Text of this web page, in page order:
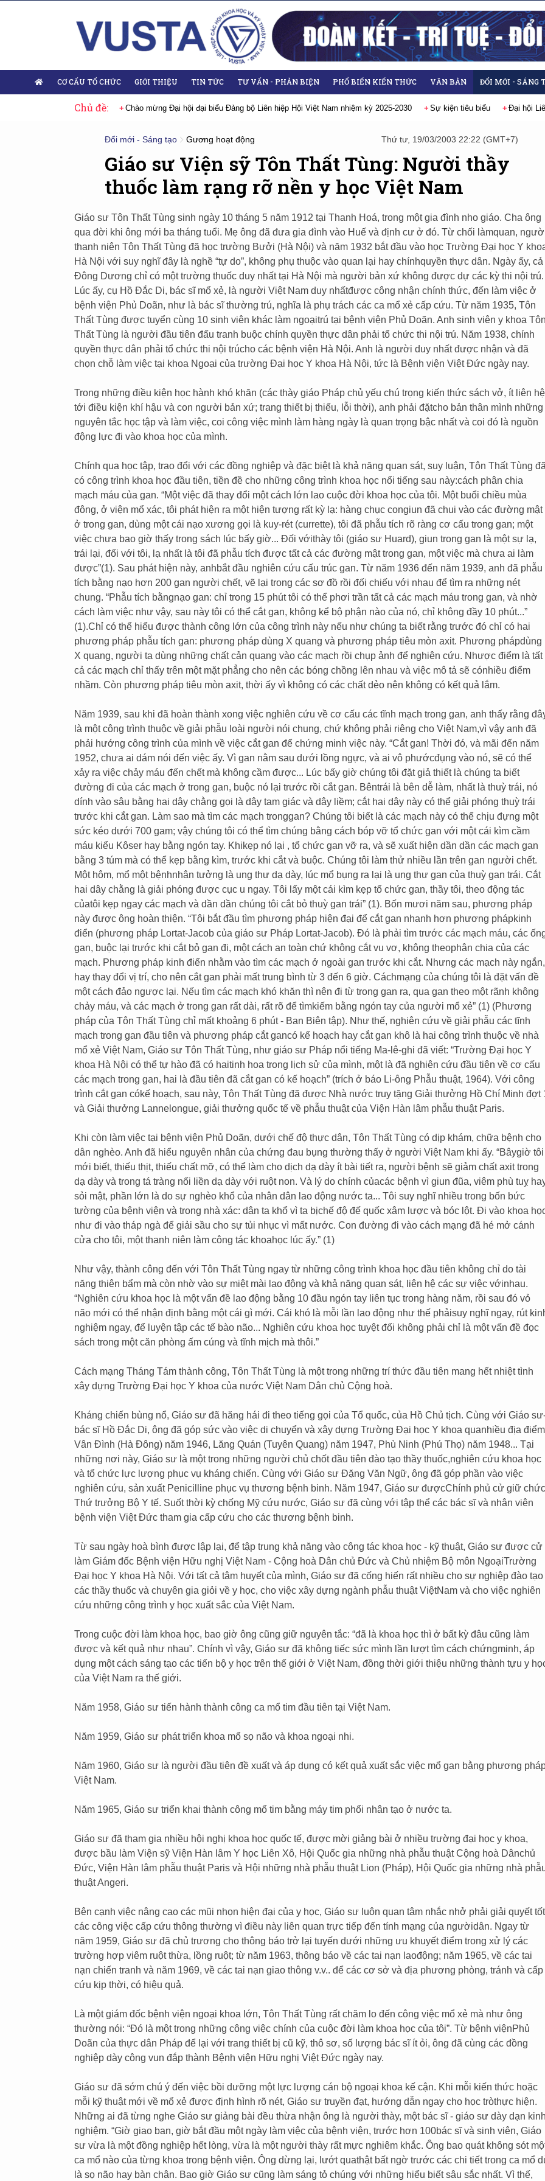
CƠ CẤU TỔ CHỨC GIỚI THIỆU TIN TỨC TƯ VẤN - PHẢN BIỆN PHỔ BIẾN KIẾN THỨC VĂN BẢN ĐỔI MỚI - SÁNG
Chủ đề:
hội lần thứ XIV của Đảng Chào mừng Đại hội đại biểu Đảng bộ Liên hiệp Hội Việt Nam nhiệm kỳ 2025-2030 Sự kiện tiêu biểu Đại hội
Đổi mới - Sáng tạo Gương hoạt động Thứ tư, 19/03/2003 22:22 (GMT+7)
Giáo sư Viện sỹ Tôn Thất Tùng: Người thầy
thuốc làm rạng rỡ nền y học Việt Nam
Giáo sư Tôn Thất Tùng sinh ngày 10 tháng 5 năm 1912 tại Thanh Hoá, trong một gia đình nho giáo. Cha ông
qua đời khi ông mới ba tháng tuổi. Mẹ ông đã đưa gia đình vào Huế và định cư ở đó. Từ chối làmquan,
thanh niên Tôn Thất Tùng đã học trường Bưởi (Hà Nội) và năm 1932 bắt đầu vào học Trường Đại học Y
Hà Nội với suy nghĩ đây là nghề “tự do”, không phụ thuộc vào quan lại hay chínhquyền thực dân. Ngày ấy, cả
Đông Dương chỉ có một trường thuốc duy nhất tại Hà Nội mà người bản xứ không được dự các kỳ thi nội trú.
Lúc ấy, cụ Hồ Đắc Di, bác sĩ mổ xẻ, là người Việt Nam duy nhấtđược công nhận chính thức, đến làm việc ở
bệnh viện Phủ Doãn, như là bác sĩ thường trú, nghĩa là phụ trách các ca mổ xẻ cấp cứu. Từ năm 1935, Tôn
Thất Tùng được tuyển cùng 10 sinh viên khác làm ngoạitrú tại bệnh viện Phủ Doãn. Anh sinh viên y khoa
Thất Tùng là người đầu tiên đấu tranh buộc chính quyền thực dân phải tổ chức thi nội trú. Năm 1938, chính
quyền thực dân phải tổ chức thi nội trúcho các bệnh viện Hà Nội. Anh là người duy nhất được nhận và đã
chọn chỗ làm việc tại khoa Ngoại của trường Đại học Y khoa Hà Nội, tức là Bệnh viện Việt Đức ngày nay.
Trong những điều kiện học hành khó khăn (các thày giáo Pháp chủ yếu chú trọng kiến thức sách vở, ít liên hệ
tới điều kiện khí hậu và con người bản xứ; trang thiết bị thiếu, lỗi thời), anh phải đặtcho bản thân mình những
nguyên tắc học tập và làm việc, coi công việc mình làm hàng ngày là quan trọng bậc nhất và coi đó là nguồn
động lực đi vào khoa học của mình.
Chính qua học tập, trao đổi với các đồng nghiệp và đặc biệt là khả năng quan sát, suy luận, Tôn Thất Tùng
có công trình khoa học đầu tiên, tiền đề cho những công trình khoa học nổi tiếng sau này:cách phân chia
mạch máu của gan. “Một việc đã thay đổi một cách lớn lao cuộc đời khoa học của tôi. Một buổi chiều mùa
đông, ở viện mổ xác, tôi phát hiện ra một hiện tượng rất kỳ lạ: hàng chục congiun đã chui vào các đường mật
ở trong gan, dùng một cái nạo xương gọi là kuy-rét (currette), tôi đã phẫu tích rõ ràng cơ cấu trong gan; một
việc chưa bao giờ thấy trong sách lúc bấy giờ... Đối vớithày tôi (giáo sư Huard), giun trong gan là một sự lạ,
trái lại, đối với tôi, lạ nhất là tôi đã phẫu tích được tất cả các đường mật trong gan, một việc mà chưa ai làm
được”(1). Sau phát hiện này, anhbắt đầu nghiên cứu cấu trúc gan. Từ năm 1936 đến năm 1939, anh đã phẫu
tích bằng nạo hơn 200 gan người chết, vẽ lại trong các sơ đồ rồi đối chiếu với nhau để tìm ra những nét
chung. “Phẫu tích bằngnạo gan: chỉ trong 15 phút tôi có thể phơi trần tất cả các mạch máu trong gan, và nhờ
cách làm việc như vậy, sau này tôi có thể cắt gan, không kể bộ phận nào của nó, chỉ không đầy 10 phút...”
(1).Chỉ có thể hiểu được thành công lớn của công trình này nếu như chúng ta biết rằng trước đó chỉ có hai
phương pháp phẫu tích gan: phương pháp dùng X quang và phương pháp tiêu mòn axit. Phương phápdùng
X quang, người ta dùng những chất cản quang vào các mạch rồi chụp ảnh để nghiên cứu. Nhược điểm là tất
cả các mạch chỉ thấy trên một mặt phẳng cho nên các bóng chồng lên nhau và việc mô tả sẽ cónhiều điểm
nhầm. Còn phương pháp tiêu mòn axit, thời ấy vì không có các chất dẻo nên không có kết quả lắm.
Năm 1939, sau khi đã hoàn thành xong việc nghiên cứu về cơ cấu các tĩnh mạch trong gan, anh thấy rằng
là một công trình thuộc về giải phẫu loài người nói chung, chứ không phải riêng cho Việt Nam,vì vậy anh đã
phải hướng công trình của mình về việc cắt gan để chứng minh việc này. “Cắt gan! Thời đó, và mãi đến năm
1952, chưa ai dám nói đến việc ấy. Vì gan nằm sau dưới lồng ngực, và ai vô phướcđụng vào nó, sẽ có thể
xảy ra việc chảy máu đến chết mà không cầm được... Lúc bấy giờ chúng tôi đặt giả thiết là chúng ta biết
đường đi của các mạch ở trong gan, buộc nó lại trước rồi cắt gan. Bêntrái là bên dễ làm, nhất là thuỳ trái, nó
dính vào sâu bằng hai dây chằng gọi là dây tam giác và dây liềm; cắt hai dây này có thể giải phóng thuỳ trái
trước khi cắt gan. Làm sao mà tìm các mạch tronggan? Chúng tôi biết là các mạch này có thể chịu đựng một
sức kéo dưới 700 gam; vậy chúng tôi có thể tìm chúng bằng cách bóp vỡ tổ chức gan với một cái kìm cầm
máu kiểu Kôser hay bằng ngón tay. Khikẹp nó lại , tổ chức gan vỡ ra, và sẽ xuất hiện dần dần các mạch gan
bằng 3 túm mà có thể kẹp bằng kìm, trước khi cắt và buộc. Chúng tôi làm thử nhiều lần trên gan người chết.
Một hôm, mổ một bệnhnhân tưởng là ung thư dạ dày, lúc mổ bụng ra lại là ung thư gan của thuỳ gan trái. Cắt
hai dây chằng là giải phóng được cục u ngay. Tôi lấy một cái kìm kẹp tổ chức gan, thầy tôi, theo động tác
củatôi kẹp ngay các mạch và dần dần chúng tôi cắt bỏ thuỳ gan trái” (1). Bốn mươi năm sau, phương pháp
này được ông hoàn thiện. “Tôi bắt đầu tìm phương pháp hiện đại để cắt gan nhanh hơn phương phápkinh
điển (phương pháp Lortat-Jacob của giáo sư Pháp Lortat-Jacob). Đó là phải tìm trước các mạch máu, các
gan, buộc lại trước khi cắt bỏ gan đi, một cách an toàn chứ không cắt vu vơ, không theophân chia của các
mạch. Phương pháp kinh điển nhằm vào tìm các mạch ở ngoài gan trước khi cắt. Nhưng các mạch này ngắn,
hay thay đổi vị trí, cho nên cắt gan phải mất trung bình từ 3 đến 6 giờ. Cáchmạng của chúng tôi là đặt vấn đề
một cách đảo ngược lại. Nếu tìm các mạch khó khăn thì nên đi từ trong gan ra, qua gan theo một rãnh không
chảy máu, và các mạch ở trong gan rất dài, rất rõ để tìmkiếm bằng ngón tay của người mổ xẻ” (1) (Phương
pháp của Tôn Thất Tùng chỉ mất khoảng 6 phút - Ban Biên tập). Như thế, nghiên cứu về giải phẫu các tĩnh
mạch trong gan đầu tiên và phương pháp cắt gancó kế hoạch hay cắt gan khô là hai công trình thuộc về nhà
mổ xẻ Việt Nam, Giáo sư Tôn Thất Tùng, như giáo sư Pháp nổi tiếng Ma-lê-ghi đã viết: “Trường Đại học Y
khoa Hà Nội có thể tự hào đã có haitinh hoa trong lịch sử của mình, một là đã nghiên cứu đầu tiên về cơ cấu
các mạch trong gan, hai là đầu tiên đã cắt gan có kế hoạch” (trích ở báo Li-ông Phẫu thuật, 1964). Với công
trình cắt gan cókế hoạch, sau này, Tôn Thất Tùng đã được Nhà nước truy tặng Giải thưởng Hồ Chí Minh đợt
và Giải thưởng Lannelongue, giải thưởng quốc tế về phẫu thuật của Viện Hàn lâm phẫu thuật Paris.
Khi còn làm việc tại bệnh viện Phủ Doãn, dưới chế độ thực dân, Tôn Thất Tùng có dịp khám, chữa bệnh cho
dân nghèo. Anh đã hiểu nguyên nhân của chứng đau bụng thường thấy ở người Việt Nam khi ấy. “Bâygiờ tôi
mới biết, thiếu thịt, thiếu chất mỡ, có thể làm cho dịch dạ dày ít bài tiết ra, người bệnh sẽ giảm chất axit trong
dạ dày và trong tá tràng nối liền dạ dày với ruột non. Và lý do chính củacác bệnh vì giun đũa, viêm phù tuỵ
sỏi mật, phần lớn là do sự nghèo khổ của nhân dân lao động nước ta... Tôi suy nghĩ nhiều trong bốn bức
tường của bệnh viện và trong nhà xác: dân ta khổ vì ta bịchế độ đế quốc xâm lược và bóc lột. Đi vào khoa
như đi vào tháp ngà để giải sầu cho sự tủi nhục vì mất nước. Con đường đi vào cách mạng đã hé mở cánh
cửa cho tôi, một thanh niên làm công tác khoahọc lúc ấy.” (1)
Như vậy, thành công đến với Tôn Thất Tùng ngay từ những công trình khoa học đầu tiên không chỉ do tài
năng thiên bẩm mà còn nhờ vào sự miệt mài lao động và khả năng quan sát, liên hệ các sự việc vớinhau.
“Nghiên cứu khoa học là một vấn đề lao động bằng 10 đầu ngón tay liên tục trong hàng năm, rồi sau đó vỏ
não mới có thể nhận định bằng một cái gì mới. Cái khó là mỗi lần lao động như thế phảisuy nghĩ ngay, rút
nghiệm ngay, để luyện tập các tế bào não... Nghiên cứu khoa học tuyệt đối không phải chỉ là một vấn đề đọc
sách trong một căn phòng ấm cúng và tĩnh mịch mà thôi.”
Cách mạng Tháng Tám thành công, Tôn Thất Tùng là một trong những trí thức đầu tiên mang hết nhiệt tình
xây dựng Trường Đại học Y khoa của nước Việt Nam Dân chủ Cộng hoà.
Kháng chiến bùng nổ, Giáo sư đã hăng hái đi theo tiếng gọi của Tổ quốc, của Hồ Chủ tịch. Cùng với Giáo
bác sĩ Hồ Đắc Di, ông đã góp sức vào việc di chuyển và xây dựng Trường Đại học Y khoa quanhiều địa
Vân Đình (Hà Đông) năm 1946, Lăng Quán (Tuyên Quang) năm 1947, Phù Ninh (Phú Thọ) năm 1948... Tại
những nơi này, Giáo sư là một trong những người chủ chốt đầu tiên đào tạo thầy thuốc,nghiên cứu khoa học
và tổ chức lực lượng phục vụ kháng chiến. Cùng với Giáo sư Đặng Văn Ngữ, ông đã góp phần vào việc
nghiên cứu, sản xuất Penicilline phục vụ thương bệnh binh. Năm 1947, Giáo sư đượcChính phủ cử giữ chức
Thứ trưởng Bộ Y tế. Suốt thời kỳ chống Mỹ cứu nước, Giáo sư đã cùng với tập thể các bác sĩ và nhân viên
bệnh viện Việt Đức tham gia cấp cứu cho các thương bệnh binh.
Từ sau ngày hoà bình được lập lại, để tập trung khả năng vào công tác khoa học - kỹ thuật, Giáo sư được cử
làm Giám đốc Bệnh viện Hữu nghị Việt Nam - Cộng hoà Dân chủ Đức và Chủ nhiệm Bộ môn NgoạiTrường
Đại học Y khoa Hà Nội. Với tất cả tâm huyết của mình, Giáo sư đã cống hiến rất nhiều cho sự nghiệp đào tạo
các thầy thuốc và chuyên gia giỏi về y học, cho việc xây dựng ngành phẫu thuật ViệtNam và cho việc nghiên
cứu những công trình y học xuất sắc của Việt Nam.
Trong cuộc đời làm khoa học, bao giờ ông cũng giữ nguyên tắc: “đã là khoa học thì ở bất kỳ đâu cũng làm
được và kết quả như nhau”. Chính vì vậy, Giáo sư đã không tiếc sức mình lần lượt tìm cách chứngminh, áp
dụng một cách sáng tạo các tiến bộ y học trên thế giới ở Việt Nam, đồng thời giới thiệu những thành tựu y
của Việt Nam ra thế giới.
Năm 1958, Giáo sư tiến hành thành công ca mổ tim đầu tiên tại Việt Nam.
Năm 1959, Giáo sư phát triển khoa mổ sọ não và khoa ngoại nhi.
Năm 1960, Giáo sư là người đầu tiên đề xuất và áp dụng có kết quả xuất sắc việc mổ gan bằng phương
Việt Nam.
Năm 1965, Giáo sư triển khai thành công mổ tim bằng máy tim phổi nhân tạo ở nước ta.
Giáo sư đã tham gia nhiều hội nghị khoa học quốc tế, được mời giảng bài ở nhiều trường đại học y khoa,
được bầu làm Viện sỹ Viện Hàn lâm Y học Liên Xô, Hội Quốc gia những nhà phẫu thuật Cộng hoà Dânchủ
Đức, Viện Hàn lâm phẫu thuật Paris và Hội những nhà phẫu thuật Lion (Pháp), Hội Quốc gia những nhà
thuật Angeri.
Bên cạnh việc nâng cao các mũi nhọn hiện đại của y học, Giáo sư luôn quan tâm nhắc nhở phải giải quyết tốt
các công việc cấp cứu thông thường vì điều này liên quan trực tiếp đến tính mạng của ngườidân. Ngay từ
năm 1959, Giáo sư đã chủ trương cho thông báo trở lại tuyến dưới những ưu khuyết điểm trong xử lý các
trường hợp viêm ruột thừa, lồng ruột; từ năm 1963, thông báo về các tai nạn laođộng; năm 1965, về các tai
nạn chiến tranh và năm 1969, về các tai nạn giao thông v.v.. để các cơ sở và địa phương phòng, tránh và cấp
cứu kịp thời, có hiệu quả.
Là một giám đốc bệnh viện ngoại khoa lớn, Tôn Thất Tùng rất chăm lo đến công việc mổ xẻ mà như ông
thường nói: “Đó là một trong những công việc chính của cuộc đời làm khoa học của tôi”. Từ bệnh việnPhủ
Doãn của thực dân Pháp để lại với trang thiết bị cũ kỹ, thô sơ, số lượng bác sĩ ít ỏi, ông đã cùng các đồng
nghiệp dày công vun đắp thành Bệnh viện Hữu nghị Việt Đức ngày nay.
Giáo sư đã sớm chú ý đến việc bồi dưỡng một lực lượng cán bộ ngoại khoa kế cận. Khi mỗi kiến thức hoặc
mỗi kỹ thuật mới về mổ xẻ được định hình rõ nét, Giáo sư truyền đạt, hướng dẫn ngay cho học tròthực hiện.
Những ai đã từng nghe Giáo sư giảng bài đều thừa nhận ông là người thày, một bác sĩ - giáo sư dày dạn
nghiệm. “Giờ giao ban, giờ bắt đầu một ngày làm việc của bệnh viện, trước hơn 100bác sĩ và sinh viên, Giáo
sư vừa là một đồng nghiệp hết lòng, vừa là một người thày rất mực nghiêm khắc. Ông bao quát không sót
ca mổ nào của từng khoa trong bệnh viện. Ông dừng lại, lướt quathật bất ngờ trước các chi tiết trong ca mổ
là sọ não hay bàn chân. Bao giờ Giáo sư cũng làm sáng tỏ chúng với những hiểu biết sâu sắc nhất. Vì thế,